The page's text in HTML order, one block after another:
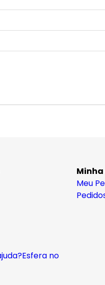
Meu
Esfera no